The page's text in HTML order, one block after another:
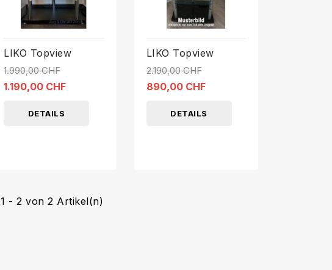
LIKO Topview
1.990,00 CHF
1.190,00 CHF
DETAILS
LIKO Topview
2.190,00 CHF
890,00 CHF
DETAILS
1 - 2 von 2 Artikel(n)